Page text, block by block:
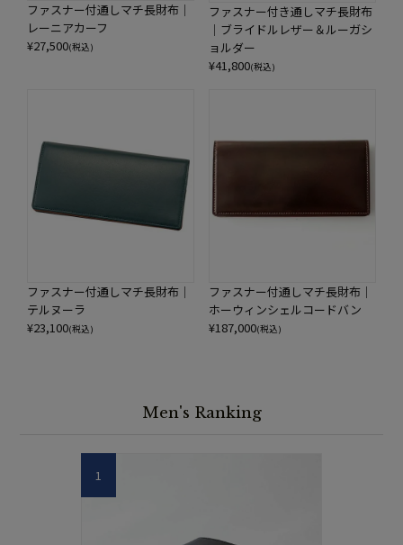
ファスナー付通しマチ長財布｜
レーニアカーフ
¥27,500(税込)
ファスナー付き通しマチ長財布
｜ブライドルレザー＆ルーガシ
ョルダー
¥41,800(税込)
ファスナー付通しマチ長財布｜
テルヌーラ
¥23,100(税込)
ファスナー付通しマチ長財布｜
ホーウィンシェルコードバン
¥187,000(税込)
Men's Ranking
1